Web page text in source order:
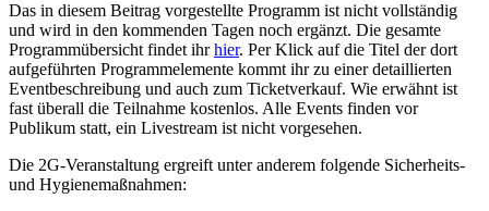
Das in diesem Beitrag vorgestellte Programm ist nicht vollständig
und wird in den kommenden Tagen noch ergänzt. Die gesamte
Programmübersicht findet ihrhier. Per Klick auf die Titel der dort
aufgeführten Programmelemente kommt ihr zu einer detaillierten
Eventbeschreibung und auch zum Ticketverkauf. Wie erwähnt ist
fast überall die Teilnahme kostenlos. Alle Events finden vor
Publikum statt, ein Livestream ist nicht vorgesehen.
Die 2G-Veranstaltung ergreift unter anderem folgende Sicherheits-
und Hygienemaßnahmen: